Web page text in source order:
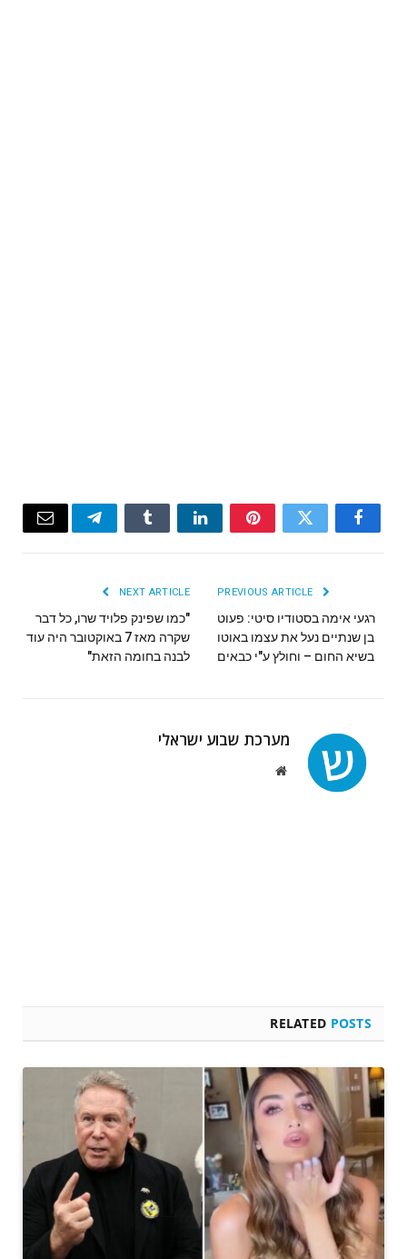
Facebook
Twitter
Pinterest
LinkedIn
Tumblr
Telegram
Email
רגעי אימה בסטודיו סיטי: פעוט
בן שנתיים נעל את עצמו באוטו
בשיא החום – וחולץ ע"י כבאים
NEXT ARTICLE
"כמו שפינק פלויד שרו, כל דבר
שקרה מאז 7 באוקטובר היה עוד
לבנה בחומה הזאת"
מערכת שבוע ישראלי
Website
RELATED POSTS